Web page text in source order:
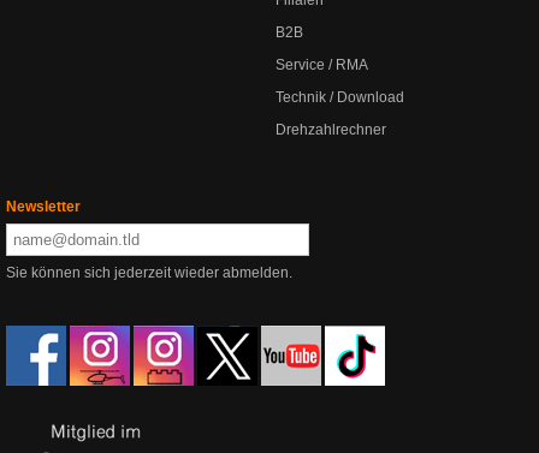
B2B
Service / RMA
Technik / Download
Drehzahlrechner
Newsletter
Sie können sich jederzeit wieder abmelden.